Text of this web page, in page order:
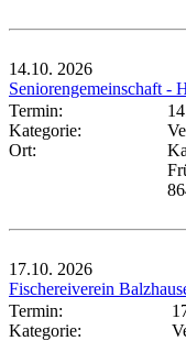
14.10. 2026
Seniorengemeinschaft -
Termin:
Kategorie:
Ort:
17.10. 2026
Fischereiverein
Termin:
Kategorie: